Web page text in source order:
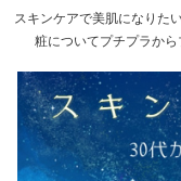
スキンケアで美肌になりた
粧についてプチプラから